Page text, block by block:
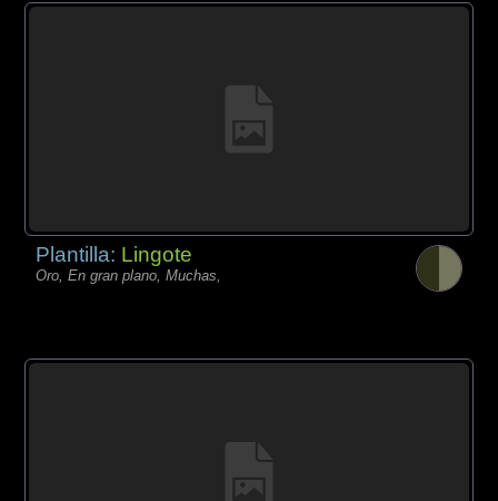
Plantilla: Lingote
Oro, En gran plano, Muchas,